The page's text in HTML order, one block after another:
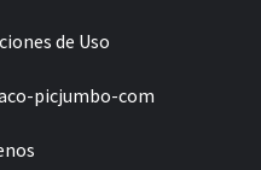
de Uso
picjumbo-com